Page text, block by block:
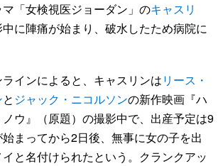
「女検視医ジョーダン」のキャスリ
に陣痛が始まり、破水したため病院に
インによると、キャスリンはリース・
と ジャック・ニコルソンの新作映画『ハ
ウ』（原題）の撮影中で、出産予定は9
まってから2日後、無事に女の子を出
と名付けられたという。クランクアッ